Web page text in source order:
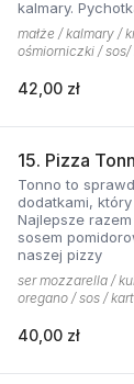
kalmary.
małże / kalmary /
ośmiorniczki / sos/
42,00 zł
15. Pizza
Tonno to
dodatkami,
Najlepsze
sosem
naszej pizzy
ser mozzarella /
oregano / sos /
40,00 zł